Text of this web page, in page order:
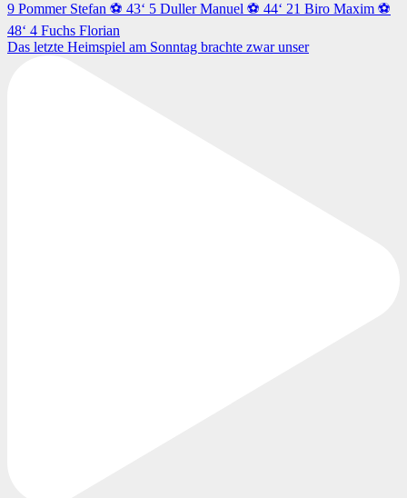
Das letzte Heimspiel am Sonntag brachte zwar unser